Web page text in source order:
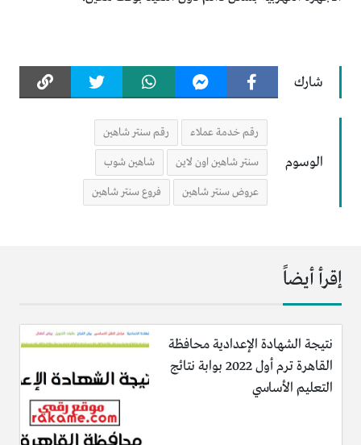
شارك
الوسوم
رقم خدمة عملاء رقم سنتر شاهين
سنتر شاهين اون لاين شاهين شوب
عروض سنتر شاهين فروع سنتر شاهين
إقرأ أيضاً
نتيجة الشهادة الإعدادية محافظة
القاهرة ترم أول 2022 بوابة نتائج
التعليم الأساسي